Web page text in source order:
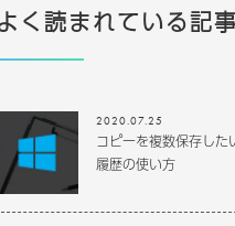
く読まれている記事
2020.07.25
コピーを複数保存し
履歴の使い方